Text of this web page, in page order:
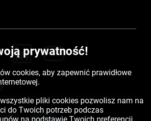
prywatność!
cookies, aby zapewnić prawidłowe
pliki cookies pozwolisz nam na
do Twoich potrzeb podczas